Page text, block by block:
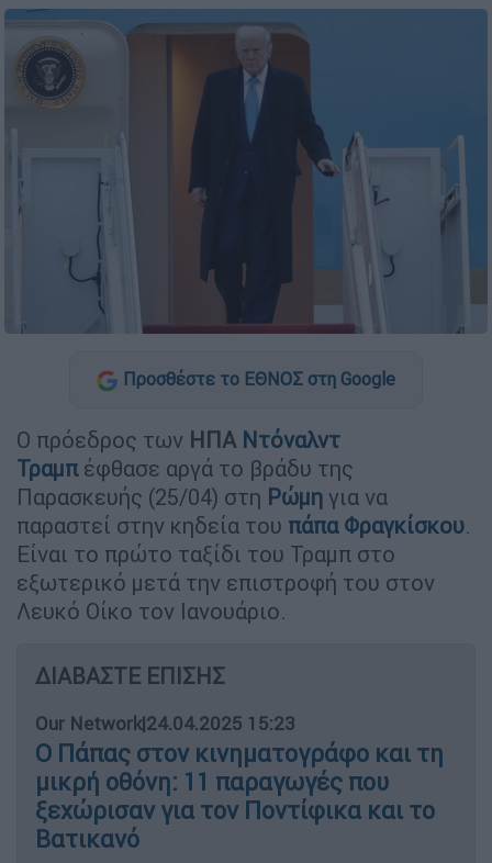
Προσθέστε το ΕΘΝΟΣ στη Google
Ο πρόεδρος των ΗΠΑ Ντόναλντ
Τραμπέφθασε αργά το βράδυ της
Παρασκευής (25/04) στη Ρώμη για να
παραστεί στην κηδεία του πάπα Φραγκίσκου.
Είναι το πρώτο ταξίδι του Τραμπ στο
εξωτερικό μετά την επιστροφή του στον
Λευκό Οίκο τον Ιανουάριο.
ΔΙΑΒΑΣΤΕ ΕΠΙΣΗΣ
Our Network|24.04.2025 15:23
Ο Πάπας στον κινηματογράφο και τη
μικρή οθόνη: 11 παραγωγές που
ξεχώρισαν για τον Ποντίφικα και το
Βατικανό